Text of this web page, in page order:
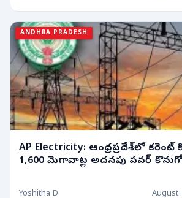
ANDHRA PRADESH
AP Electricity: ఆంధ్రప్రదేశ్‌లో కరెంట్
1,600 మెగావాట్ల అదనపు పవర్
Yoshitha D August